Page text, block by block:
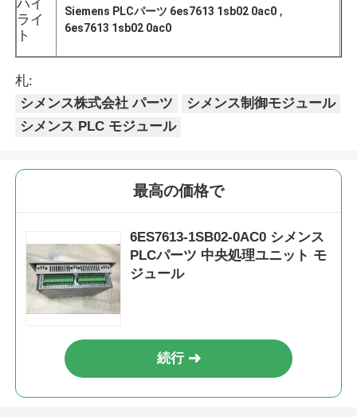
ホーム
工場見学
品質管理
ライ
ト
Siemens PLCパーツ 6es7613 1sb02 0ac0 ,
6es7613 1sb02 0ac0
札:
シメンス株式会社 パーツ
シメンス制御モジュール
シメンス PLC モジュール
最高の価格で
6ES7613-1SB02-0AC0 シメンス
PLCパーツ 中央処理ユニット モ
ジュール
続行